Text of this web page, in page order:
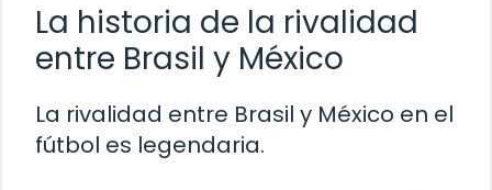
La historia de la rivalidad
entre Brasil y México
La rivalidad entre Brasil y México en el
fútbol es legendaria.